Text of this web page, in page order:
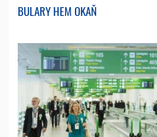
BULARY HEM OKAŇ